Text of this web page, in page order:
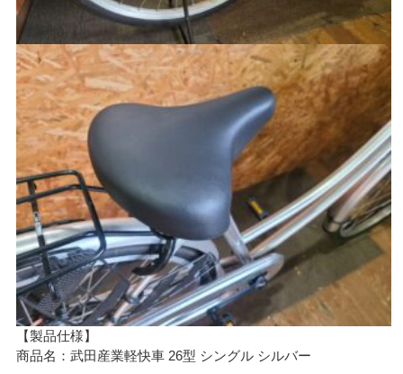
【製品仕様】
商品名：武田産業軽快車 26型 シングル シルバー